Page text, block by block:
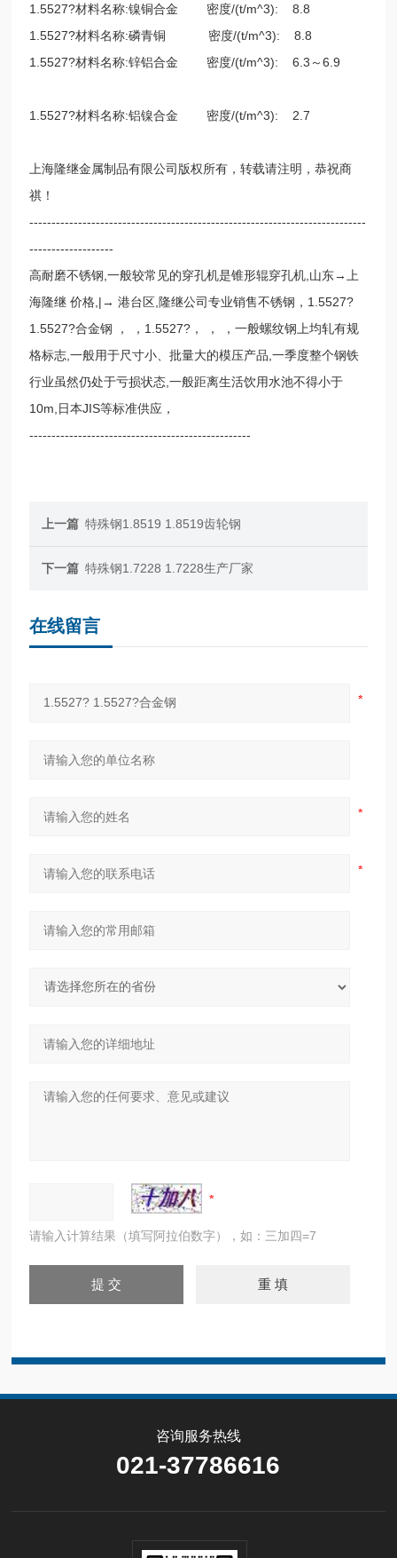
1.5527?材料名称:镍铜合金 密度/(t/m^3): 8.8
1.5527?材料名称:磷青铜 密度/(t/m^3): 8.8
1.5527?材料名称:锌铝合金 密度/(t/m^3): 6.3～6.9
1.5527?材料名称:铝镍合金 密度/(t/m^3): 2.7
上海隆继金属制品有限公司版权所有，转载请注明，恭祝商
祺！
----------------------------------------------------------------------------
-------------------
高耐磨不锈钢,一般较常见的穿孔机是锥形辊穿孔机,山东→上
海隆继 价格,|→ 港台区,隆继公司专业销售不锈钢，1.5527?
1.5527?合金钢 ， ，1.5527?， ， ，一般螺纹钢上均轧有规
格标志,一般用于尺寸小、批量大的模压产品,一季度整个钢铁
行业虽然仍处于亏损状态,一般距离生活饮用水池不得小于
10m,日本JIS等标准供应，
--------------------------------------------------
上一篇 特殊钢1.8519 1.8519齿轮钢
下一篇 特殊钢1.7228 1.7228生产厂家
在线留言
请输入计算结果（填写阿拉伯数字），如：三加四=7
咨询服务热线
021-37786616